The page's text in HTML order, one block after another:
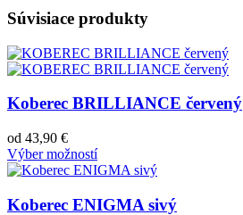
Súvisiace produkty
Koberec BRILLIANCE červený
od 43,90 €
Výber možností
Koberec ENIGMA sivý